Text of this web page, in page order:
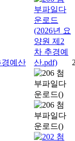
예산